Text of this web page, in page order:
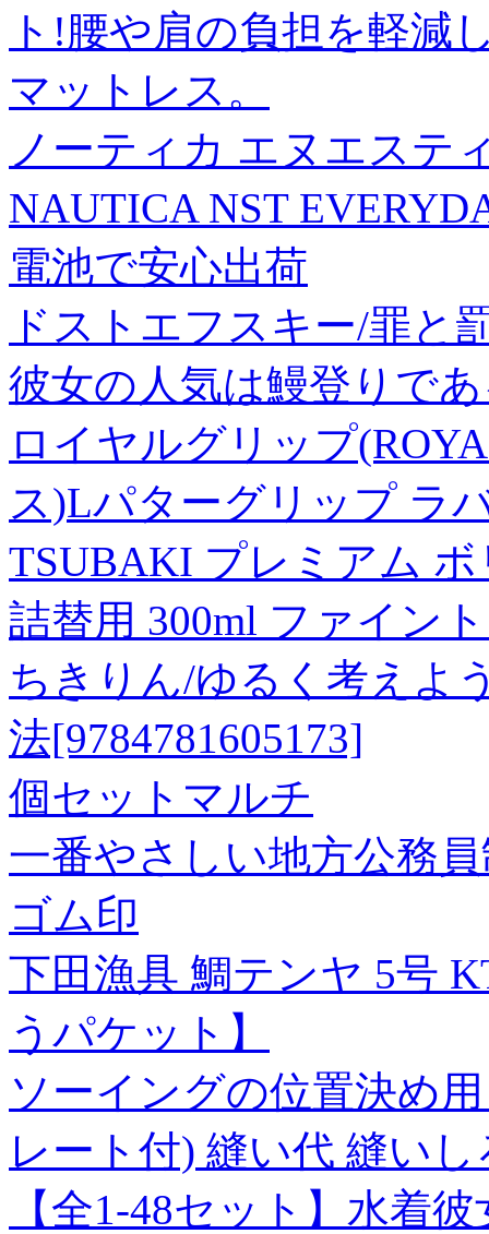
ト!腰や肩の負担を軽減
マットレス。
ノーティカ エヌエステ
NAUTICA NST
電池で安心出荷
ドストエフスキー/罪と
彼女の人気は鰻登りで
ロイヤルグリップ
ス)Lパターグリップ ラ
TSUBAKI プレミアム
詰替用 300ml ファイン
ちきりん/ゆるく考えよ
法[9784781605173]
個セットマルチ
一番やさしい地方公務
ゴム印
下田漁具 鯛テンヤ 5号
うパケット】
ソーイングの位置決め
レート付) 縫い代 縫いし
【全1-48セット】水着